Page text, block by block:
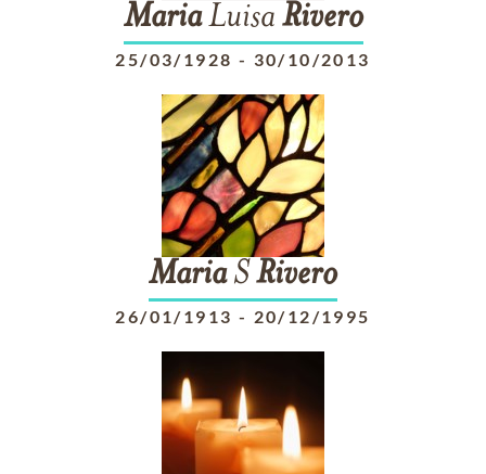
MariaLuisa Rivero
25/03/1928 - 30/10/2013
MariaSRivero
26/01/1913 - 20/12/1995